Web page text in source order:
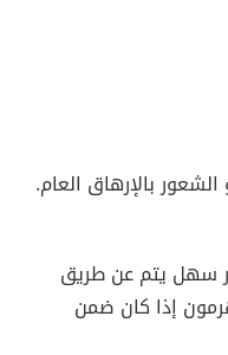
بالإرهاق العام.
سهل يتم عن طريق
إذا كان ضمن